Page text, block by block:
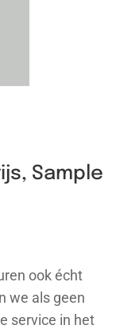
Sample
ook écht
we als geen
service in het